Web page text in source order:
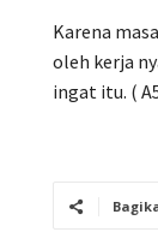
Karena
oleh kerja
ingat itu. (